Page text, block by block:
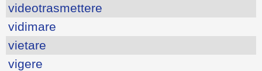
videotrasmettere
vidimare
vietare
vigere